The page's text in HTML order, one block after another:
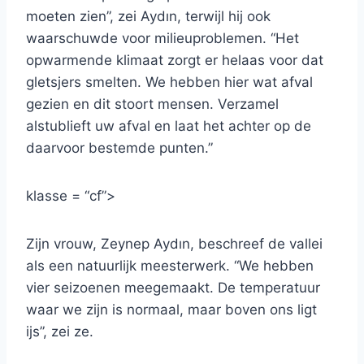
moeten zien”, zei Aydın, terwijl hij ook
waarschuwde voor milieuproblemen. “Het
opwarmende klimaat zorgt er helaas voor dat
gletsjers smelten. We hebben hier wat afval
gezien en dit stoort mensen. Verzamel
alstublieft uw afval en laat het achter op de
daarvoor bestemde punten.”
klasse = “cf”>
Zijn vrouw, Zeynep Aydın, beschreef de vallei
als een natuurlijk meesterwerk. “We hebben
vier seizoenen meegemaakt. De temperatuur
waar we zijn is normaal, maar boven ons ligt
ijs”, zei ze.